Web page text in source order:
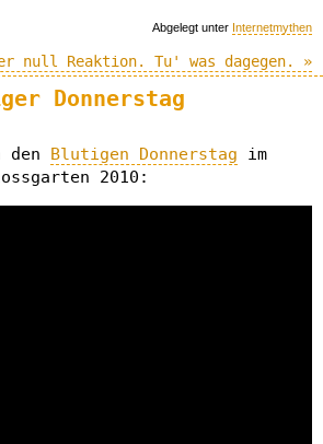
Abgelegt unter Internetmythen
null Reaktion. Tu' was dagegen. »
Donnerstag
den Blutigen Donnerstag im
2010: